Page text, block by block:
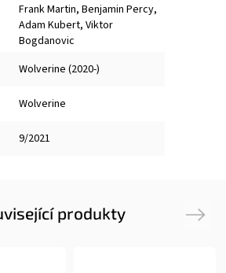
Frank Martin, Benjamin Percy,
Adam Kubert, Viktor
Bogdanovic
Wolverine (2020-)
Wolverine
9/2021
produkty Next